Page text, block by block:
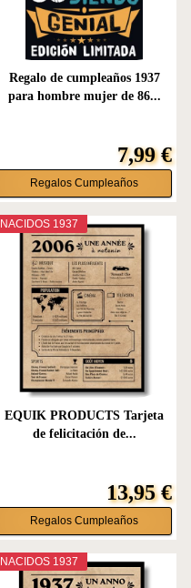
Regalo de cumpleaños 1937
para hombre mujer de 86...
7,99 €
Regalos Cumpleaños
NACIDOS 1937
EQUIK PRODUCTS Tarjeta
de felicitación de...
13,95 €
Regalos Cumpleaños
NACIDOS 1937